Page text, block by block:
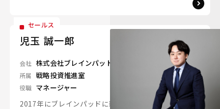
セールス
児玉 誠一郎
会社 株式会社ブレインパッド
所属 戦略投資推進室
役職 マネージャー
2017年にブレインパッドに新卒入社。自社製品